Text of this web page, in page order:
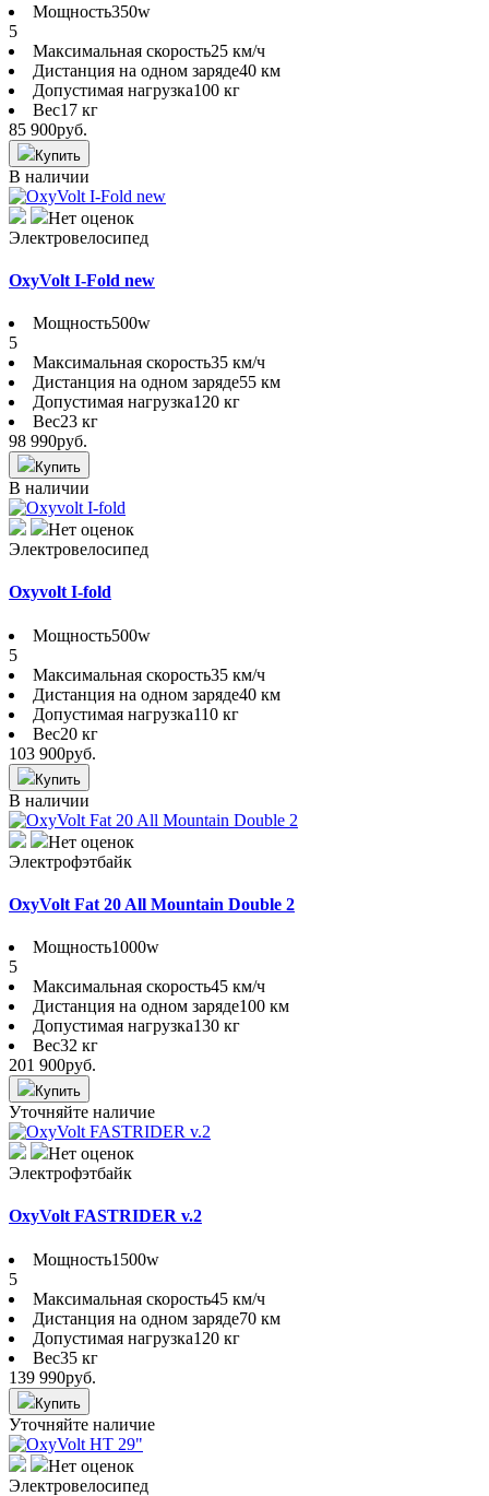
Мощность350w
5
Максимальная скорость25 км/ч
Дистанция на одном заряде40 км
Допустимая нагрузка100 кг
Вес17 кг
85 900руб.
Купить
В наличии
Нет оценок
Электровелосипед
OxyVolt I-Fold new
Мощность500w
5
Максимальная скорость35 км/ч
Дистанция на одном заряде55 км
Допустимая нагрузка120 кг
Вес23 кг
98 990руб.
Купить
В наличии
Нет оценок
Электровелосипед
Oxyvolt I-fold
Мощность500w
5
Максимальная скорость35 км/ч
Дистанция на одном заряде40 км
Допустимая нагрузка110 кг
Вес20 кг
103 900руб.
Купить
В наличии
Нет оценок
Электрофэтбайк
OxyVolt Fat 20 All Mountain Double 2
Мощность1000w
5
Максимальная скорость45 км/ч
Дистанция на одном заряде100 км
Допустимая нагрузка130 кг
Вес32 кг
201 900руб.
Купить
Уточняйте наличие
Нет оценок
Электрофэтбайк
OxyVolt FASTRIDER v.2
Мощность1500w
5
Максимальная скорость45 км/ч
Дистанция на одном заряде70 км
Допустимая нагрузка120 кг
Вес35 кг
139 990руб.
Купить
Уточняйте наличие
Нет оценок
Электровелосипед